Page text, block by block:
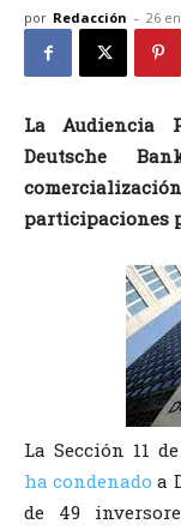
por Redacción - 26
La Audiencia
Deutsche
participaciones
La Sección 11
ha condenado a
de 49